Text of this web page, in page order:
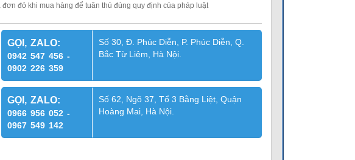
đơn đỏ khi mua hàng để tuân thủ đúng quy định của pháp luật
GỌI, ZALO:
0942 547 456 -
0902 226 359
Số 30, Đ. Phúc Diễn, P. Phúc Diễn, Q.
Bắc Từ Liêm, Hà Nội.
GỌI, ZALO:
0966 956 052 -
0967 549 142
Số 62, Ngõ 37, Tổ 3 Bằng Liệt, Quận
Hoàng Mai, Hà Nội.